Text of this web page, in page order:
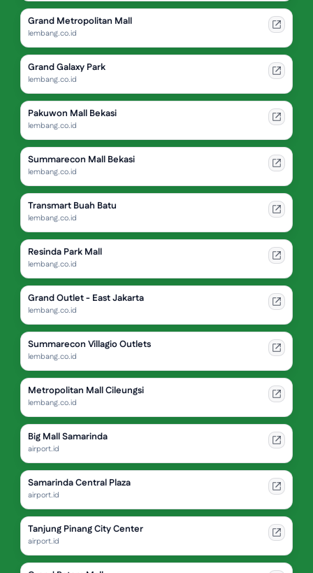
Grand Metropolitan Mall
lembang.co.id
Grand Galaxy Park
lembang.co.id
Pakuwon Mall Bekasi
lembang.co.id
Summarecon Mall Bekasi
lembang.co.id
Transmart Buah Batu
lembang.co.id
Resinda Park Mall
lembang.co.id
Grand Outlet - East Jakarta
lembang.co.id
Summarecon Villagio Outlets
lembang.co.id
Metropolitan Mall Cileungsi
lembang.co.id
Big Mall Samarinda
airport.id
Samarinda Central Plaza
airport.id
Tanjung Pinang City Center
airport.id